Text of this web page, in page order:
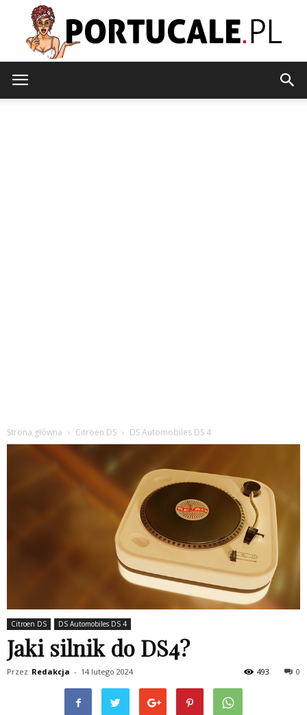
Strona główna Citroen DS DS Automobiles DS 4
Citroen DS DS Automobiles DS 4
Jaki silnik do DS4?
Przez Redakcja - 14 lutego 2024 0
493